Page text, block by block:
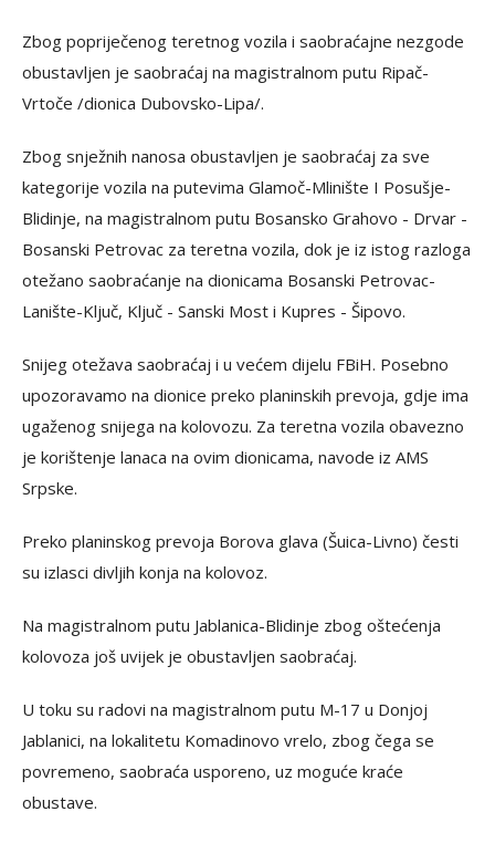
Zbog popriječenog teretnog vozila i saobraćajne nezgode
obustavljen je saobraćaj na magistralnom putu Ripač-
Vrtoče /dionica Dubovsko-Lipa/.
Zbog snježnih nanosa obustavljen je saobraćaj za sve
kategorije vozila na putevima Glamoč-Mlinište I Posušje-
Blidinje, na magistralnom putu Bosansko Grahovo - Drvar -
Bosanski Petrovac za teretna vozila, dok je iz istog razloga
otežano saobraćanje na dionicama Bosanski Petrovac-
Lanište-Ključ, Ključ - Sanski Most i Kupres - Šipovo.
Snijeg otežava saobraćaj i u većem dijelu FBiH. Posebno
upozoravamo na dionice preko planinskih prevoja, gdje ima
ugaženog snijega na kolovozu. Za teretna vozila obavezno
je korištenje lanaca na ovim dionicama, navode iz AMS
Srpske.
Preko planinskog prevoja Borova glava (Šuica-Livno) česti
su izlasci divljih konja na kolovoz.
Na magistralnom putu Jablanica-Blidinje zbog oštećenja
kolovoza još uvijek je obustavljen saobraćaj.
U toku su radovi na magistralnom putu M-17 u Donjoj
Jablanici, na lokalitetu Komadinovo vrelo, zbog čega se
povremeno, saobraća usporeno, uz moguće kraće
obustave.